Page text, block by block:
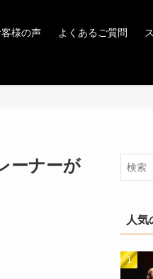
様の声 よくあるご質問
ーナーが
人気